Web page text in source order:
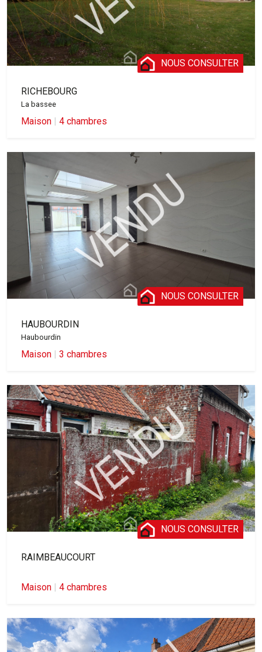
NOUS CONSULTER
RICHEBOURG
La bassee
Maison | 4 chambres
NOUS CONSULTER
HAUBOURDIN
Haubourdin
Maison | 3 chambres
NOUS CONSULTER
RAIMBEAUCOURT
Maison | 4 chambres